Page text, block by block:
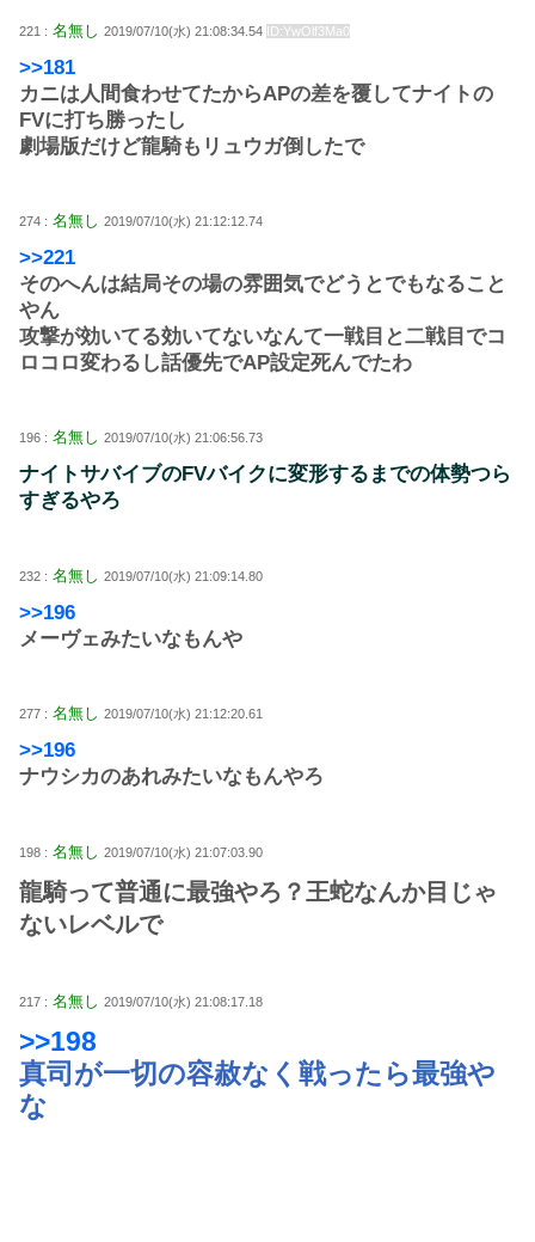
221 : 名無し 2019/07/10(水) 21:08:34.54 ID:YwOlf3Ma0
>>181
カニは人間食わせてたからAPの差を覆してナイトの
FVに打ち勝ったし
劇場版だけど龍騎もリュウガ倒したで
274 : 名無し 2019/07/10(水) 21:12:12.74
>>221
そのへんは結局その場の雰囲気でどうとでもなること
やん
攻撃が効いてる効いてないなんて一戦目と二戦目でコ
ロコロ変わるし話優先でAP設定死んでたわ
196 : 名無し 2019/07/10(水) 21:06:56.73
ナイトサバイブのFVバイクに変形するまでの体勢つら
すぎるやろ
232 : 名無し 2019/07/10(水) 21:09:14.80
>>196
メーヴェみたいなもんや
277 : 名無し 2019/07/10(水) 21:12:20.61
>>196
ナウシカのあれみたいなもんやろ
198 : 名無し 2019/07/10(水) 21:07:03.90
龍騎って普通に最強やろ？王蛇なんか目じゃ
ないレベルで
217 : 名無し 2019/07/10(水) 21:08:17.18
>>198
真司が一切の容赦なく戦ったら最強や
な